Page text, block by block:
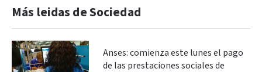
Más leidas de Sociedad
Anses: comienza este lunes el pago
de las prestaciones sociales de